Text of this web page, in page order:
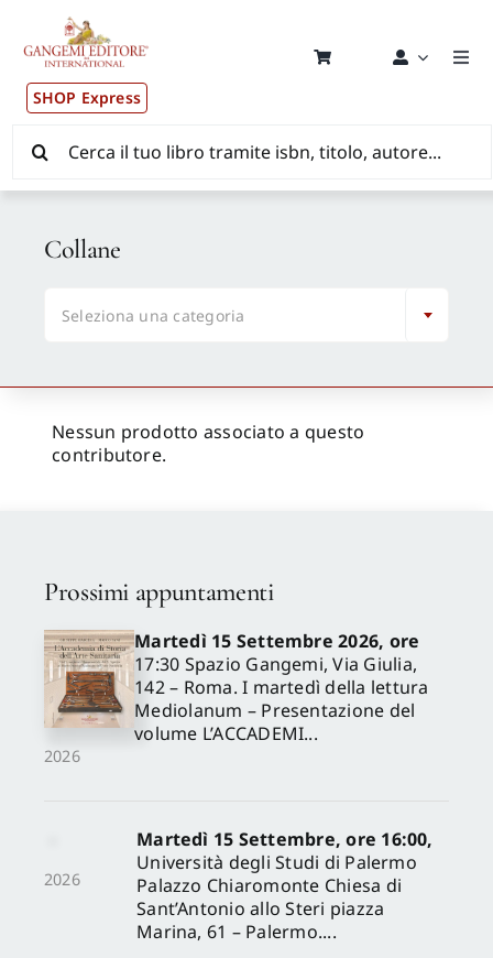
contenuto
SHOP Express
Pubblicazioni
News ed Eventi
Distribuzione Wolrdwide
CONSIP / MEPA / ANVUR / CINECA
Newsletter
per:
Nessun prodotto associato a questo
contributore.
Collane
Seleziona una categoria
Prossimi appuntamenti
2026
Martedì 15 Settembre 2026, ore
17:30 Spazio Gangemi, Via Giulia,
142 – Roma. I martedì della lettura
Mediolanum – Presentazione del
volume L’ACCADEMI...
2026
Martedì 15 Settembre, ore 16:00,
Università degli Studi di Palermo
Palazzo Chiaromonte Chiesa di
Sant’Antonio allo Steri piazza
Marina, 61 – Palermo....